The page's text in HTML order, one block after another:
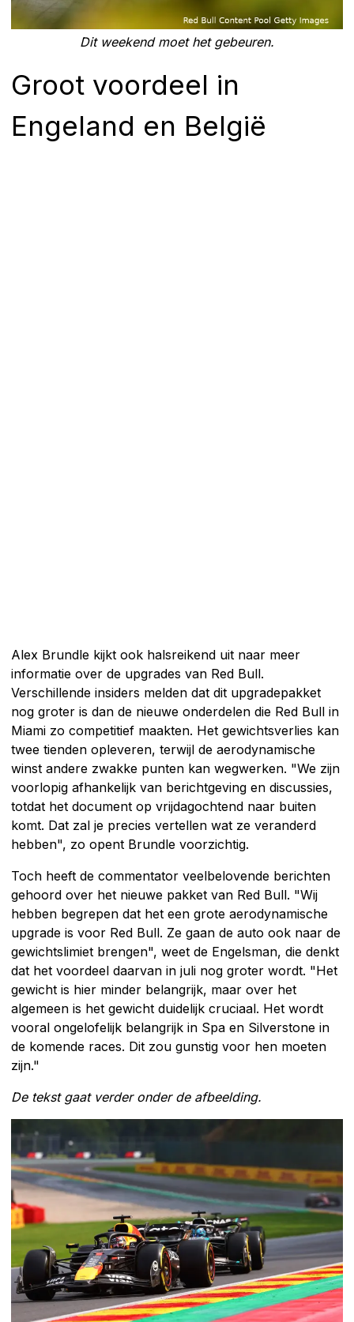
Dit weekend moet het gebeuren.
Groot voordeel in
Engeland en België
Alex Brundle kijkt ook halsreikend uit naar meer
informatie over de upgrades van Red Bull.
Verschillende insiders melden dat dit upgradepakket
nog groter is dan de nieuwe onderdelen die Red Bull in
Miami zo competitief maakten. Het gewichtsverlies kan
twee tienden opleveren, terwijl de aerodynamische
winst andere zwakke punten kan wegwerken. "We zijn
voorlopig afhankelijk van berichtgeving en discussies,
totdat het document op vrijdagochtend naar buiten
komt. Dat zal je precies vertellen wat ze veranderd
hebben", zo opent Brundle voorzichtig.
Toch heeft de commentator veelbelovende berichten
gehoord over het nieuwe pakket van Red Bull. "Wij
hebben begrepen dat het een grote aerodynamische
upgrade is voor Red Bull. Ze gaan de auto ook naar de
gewichtslimiet brengen", weet de Engelsman, die denkt
dat het voordeel daarvan in juli nog groter wordt. "Het
gewicht is hier minder belangrijk, maar over het
algemeen is het gewicht duidelijk cruciaal. Het wordt
vooral ongelofelijk belangrijk in Spa en Silverstone in
de komende races. Dit zou gunstig voor hen moeten
zijn."
De tekst gaat verder onder de afbeelding.